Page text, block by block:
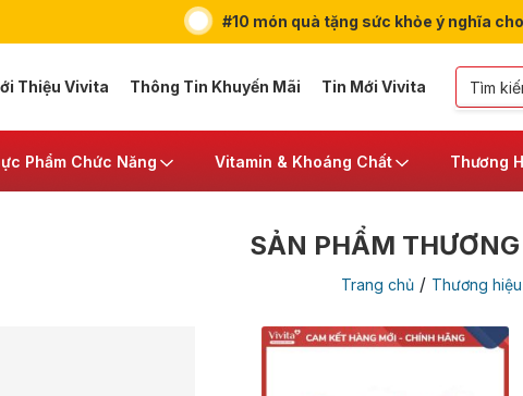
#10 món quà tặng sức khỏe ý nghĩa
Thiệu Vivita Thông Tin Khuyến Mãi Tin Mới Vivita
Phẩm Chức Năng Vitamin & Khoáng Chất Thương
SẢN PHẨM THƯƠNG
Trang chủ/ Thương hiệu